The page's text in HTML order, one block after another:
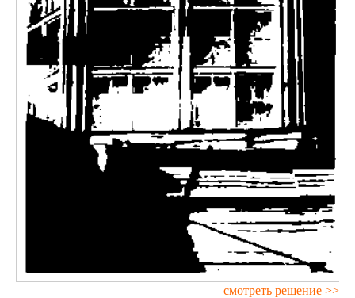
смотреть решение >>